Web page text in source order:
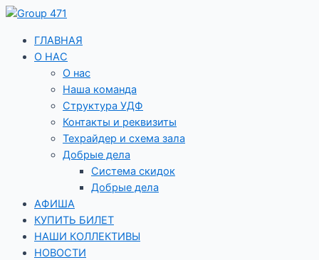
Перейти
содержимому
ГЛАВНАЯ
О НАС
О нас
Наша команда
Структура УДФ
Контакты и реквизиты
Техрайдер и схема зала
Добрые дела
Система скидок
Добрые дела
АФИША
КУПИТЬ БИЛЕТ
НАШИ КОЛЛЕКТИВЫ
НОВОСТИ